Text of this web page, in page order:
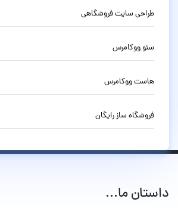
طراحی سایت فروشگاهی
سئو ووکامرس
هاست ووکامرس
فروشگاه ساز رایگان
داستان ما...